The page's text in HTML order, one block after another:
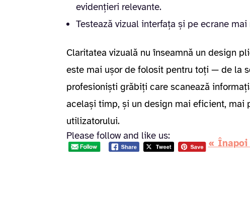
evidențieri relevante.
Testează vizual interfața și pe ecrane
Claritatea vizuală nu înseamnă un design
este mai ușor de folosit pentru toți — de la
profesioniști grăbiți care scanează
același timp, și un design mai eficient,
utilizatorului.
Please follow and like us:
« Înapoi